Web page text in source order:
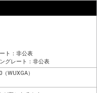
ト：非公表
グレート：非公表
WUXGA）